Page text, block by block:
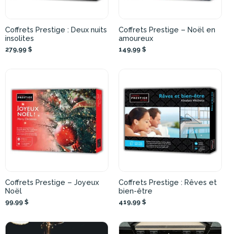
Coffrets Prestige : Deux nuits
insolites
279,99 $
Coffrets Prestige – Noël en
amoureux
149,99 $
Coffrets Prestige – Joyeux
Noël
99,99 $
Coffrets Prestige : Rêves et
bien-être
419,99 $